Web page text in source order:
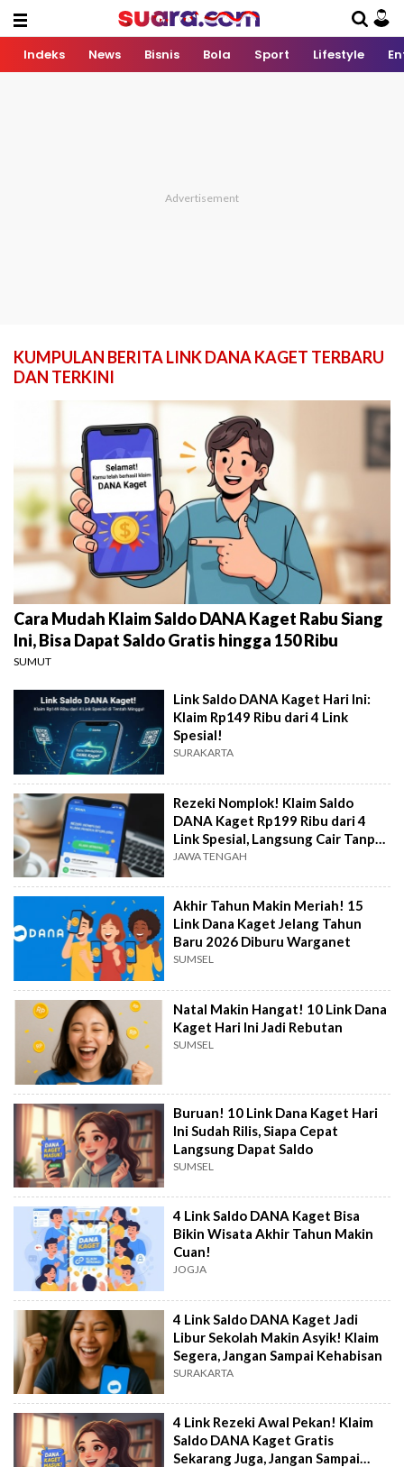
Indeks News Bisnis Bola Sport Lifestyle
KUMPULAN BERITA LINK DANA KAGET TERBARU
DAN TERKINI
Cara Mudah Klaim Saldo DANA Kaget Rabu Siang
Ini, Bisa Dapat Saldo Gratis hingga 150 Ribu
SUMUT
Link Saldo DANA Kaget Hari Ini:
Klaim Rp149 Ribu dari 4 Link
Spesial!
SURAKARTA
Rezeki Nomplok! Klaim Saldo
DANA Kaget Rp199 Ribu dari 4
Link Spesial, Langsung Cair Tanpa
Ribet!
JAWA TENGAH
Akhir Tahun Makin Meriah! 15
Link Dana Kaget Jelang Tahun
Baru 2026 Diburu Warganet
SUMSEL
Natal Makin Hangat! 10 Link Dana
Kaget Hari Ini Jadi Rebutan
SUMSEL
Buruan! 10 Link Dana Kaget Hari
Ini Sudah Rilis, Siapa Cepat
Langsung Dapat Saldo
SUMSEL
4 Link Saldo DANA Kaget Bisa
Bikin Wisata Akhir Tahun Makin
Cuan!
JOGJA
4 Link Saldo DANA Kaget Jadi
Libur Sekolah Makin Asyik! Klaim
Segera, Jangan Sampai Kehabisan
SURAKARTA
4 Link Rezeki Awal Pekan! Klaim
Saldo DANA Kaget Gratis
Sekarang Juga, Jangan Sampai